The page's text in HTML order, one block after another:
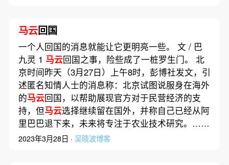
马云回国
一个人回国的消息就能让它更明亮一些。 文 / 巴
九灵 1 马云回国之事，险些成了一桩罗生门。 北
京时间昨天（3月27日）上午8时，彭博社发文，引
述匿名知情人士的消息称：北京试图说服身在海外
的马云回国，以帮助展现官方对于民营经济的支
持，但马云选择继续留在国外，并称自己已经从阿
里巴巴退下来，未来将专注于农业技术研究。……
2023年3月28日 · 吴晓波博客